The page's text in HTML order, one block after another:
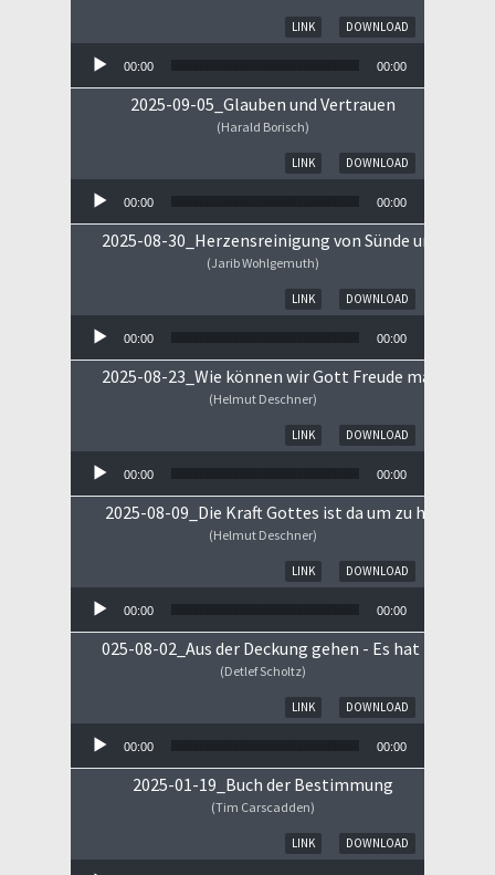
DOWNLOAD
LINK
00:00 00:00
2025-09-05_Glauben und Vertrauen
(Harald Borisch)
DOWNLOAD
LINK
00:00 00:00
2025-08-30_Herzensreinigung von Sünde und Sorge
(Jarib Wohlgemuth)
DOWNLOAD
LINK
00:00 00:00
2025-08-23_Wie können wir Gott Freude machen
(Helmut Deschner)
DOWNLOAD
LINK
00:00 00:00
2025-08-09_Die Kraft Gottes ist da um zu heilen!
(Helmut Deschner)
DOWNLOAD
LINK
00:00 00:00
025-08-02_Aus der Deckung gehen - Es hat
(Detlef Scholtz)
DOWNLOAD
LINK
00:00 00:00
2025-01-19_Buch der Bestimmung
(Tim Carscadden)
DOWNLOAD
LINK